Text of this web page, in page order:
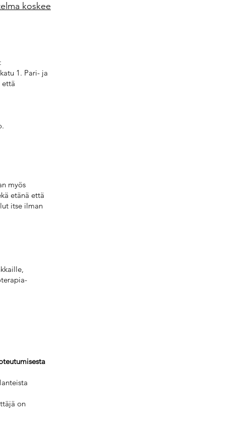
koskee
1. Pari- ja
että
myös
etänä että
itse ilman
on